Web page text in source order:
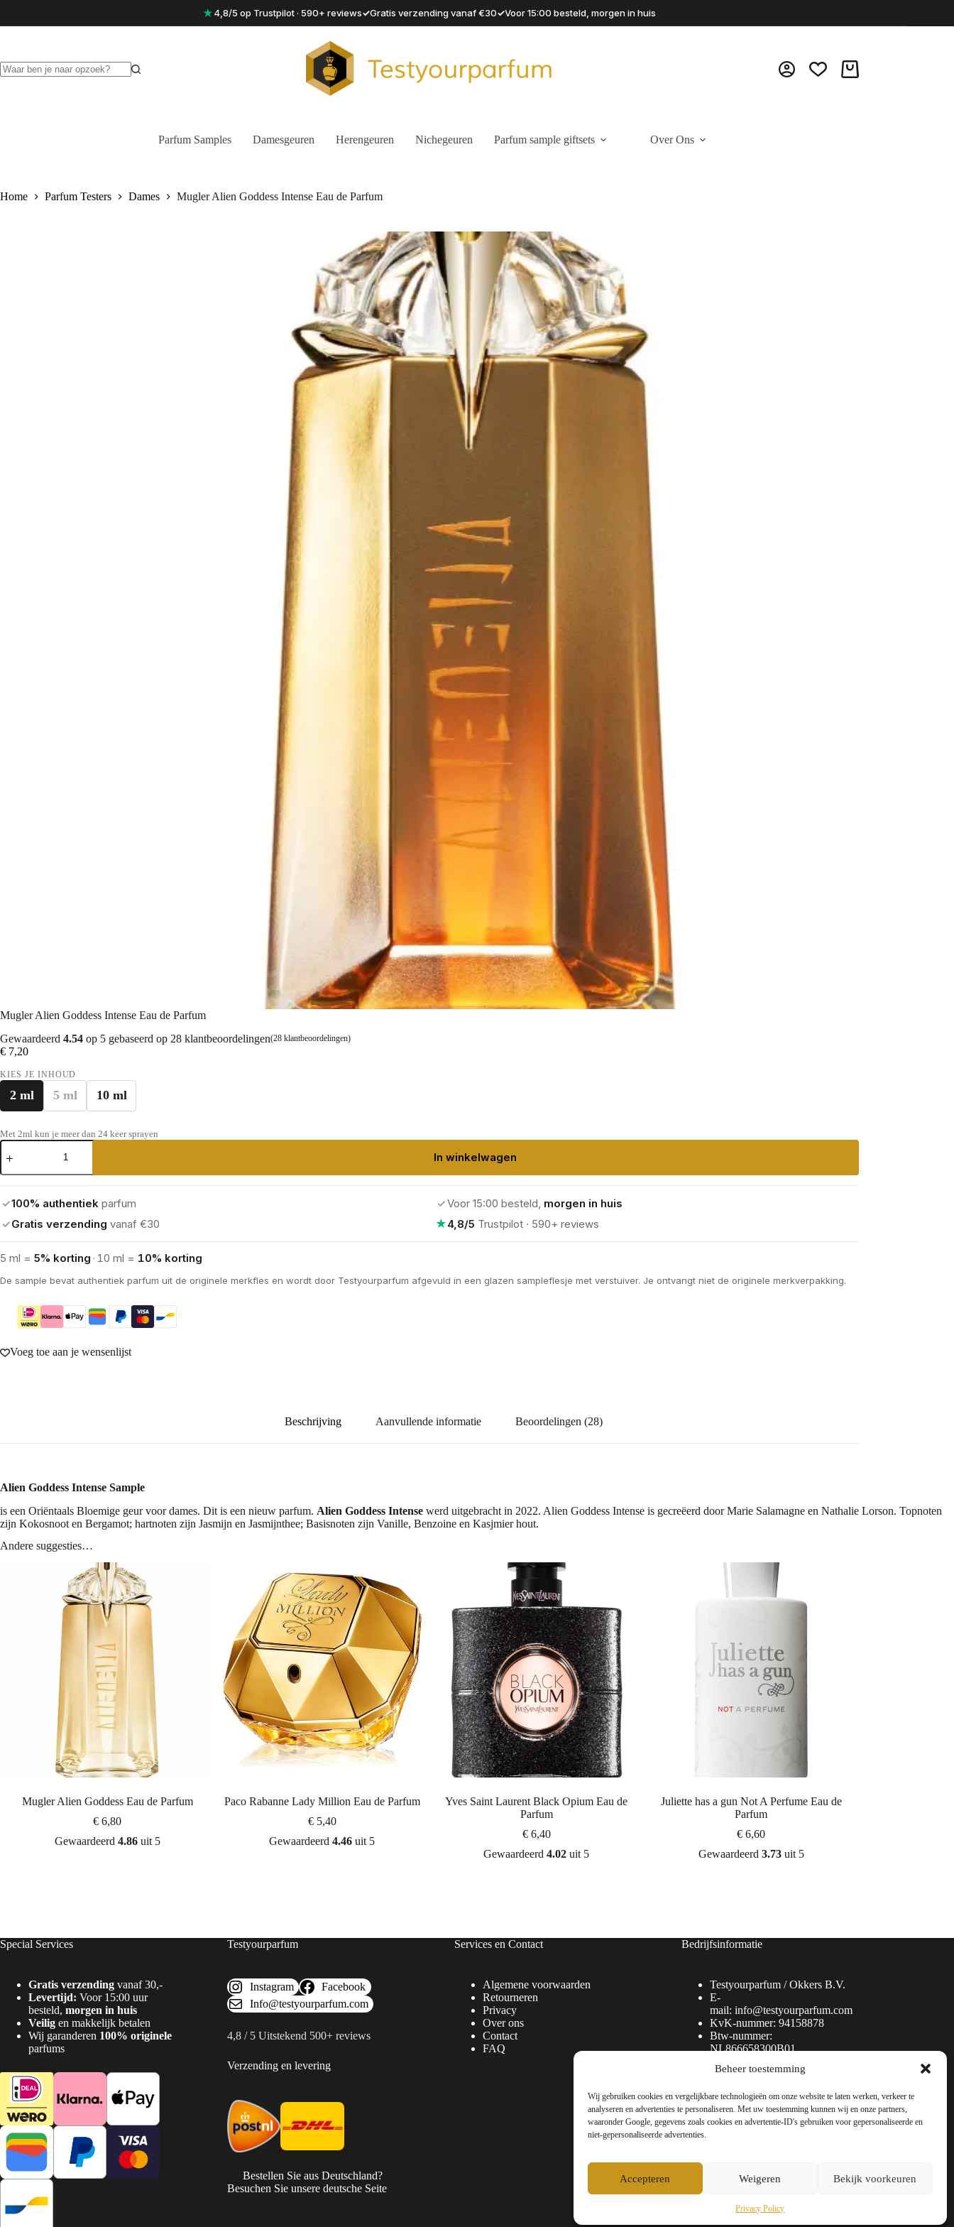
Beheer toestemming
Wij gebruiken cookies en vergelijkbare technologieën om onze website te laten werken, verkeer te
analyseren en advertenties te personaliseren. Met uw toestemming kunnen wij en onze partners,
waaronder Google, gegevens zoals cookies en advertentie-ID's gebruiken voor gepersonaliseerde en
niet-gepersonaliseerde advertenties.
Accepteren Weigeren Bekijk voorkeuren
Privacy Policy
★4,8/5 op Trustpilot · 590+ reviews✓Gratis verzending vanaf €30✓Voor 15:00 besteld, morgen in huis
Winkelwagen
Parfum Samples Damesgeuren Herengeuren Nichegeuren Parfum sample giftsets Over Ons
Home Parfum Testers Dames Mugler Alien Goddess Intense Eau de Parfum
Mugler Alien Goddess Intense Eau de Parfum
Gewaardeerd 4.54 op 5 gebaseerd op 28 klantbeoordelingen(28 klantbeoordelingen)
€ 7,20
KIES JE INHOUD
2 ml 5 ml 10 ml
Met 2ml kun je meer dan 24 keer sprayen
Mugler
Alien
de
aantal
In winkelwagen
✓100% authentiek parfum ✓Voor 15:00 besteld, morgen in huis
✓Gratis verzending vanaf €30 ★4,8/5 Trustpilot · 590+ reviews
5 ml = 5% korting · 10 ml = 10% korting
De sample bevat authentiek parfum uit de originele merkfles en wordt door Testyourparfum afgevuld in een glazen sampleflesje met verstuiver. Je ontvangt niet de originele merkverpakking.
Voeg toe aan je wensenlijst
Beschrijving Aanvullende informatie Beoordelingen (28)
Alien Goddess Intense Sample
is een Oriëntaals Bloemige geur voor dames. Dit is een nieuw parfum. Alien Goddess Intense werd uitgebracht in 2022. Alien Goddess Intense is gecreëerd door Marie Salamagne en Nathalie Lorson. Topnoten
zijn Kokosnoot en Bergamot; hartnoten zijn Jasmijn en Jasmijnthee; Basisnoten zijn Vanille, Benzoine en Kasjmier hout.
Andere suggesties…
Mugler Alien Goddess Eau de Parfum
€ 6,80
Gewaardeerd 4.86uit 5
Paco Rabanne Lady Million Eau de Parfum
€5,40
Gewaardeerd4.46 uit 5
Yves Saint Laurent Black Opium Eau de
Parfum
€6,40
Gewaardeerd4.02 uit 5
Juliette has a gun Not A Perfume Eau de
Parfum
€ 6,60
Gewaardeerd 3.73uit 5
Special Services
Gratis verzending vanaf 30,-
Levertijd: Voor 15:00 uur
besteld, morgen in huis
Veilig en makkelijk betalen
Wij garanderen 100% originele
parfums
Testyourparfum
Instagram
Facebook
Info@testyourparfum.com
4,8 / 5 Uitstekend 500+ reviews
Verzending en levering
Bestellen Sie aus Deutschland?
Besuchen Sie unsere deutsche Seite
Services en Contact
Algemene voorwaarden
Retourneren
Privacy
Over ons
Contact
FAQ
Bedrijfsinformatie
Testyourparfum /Okkers B.V.
E-
mail: info@testyourparfum.com
KvK-nummer: 94158878
Btw-nummer:
NL866658300B01